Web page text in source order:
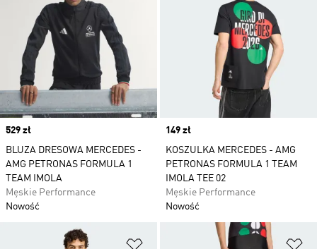
Price
529 zł
BLUZA DRESOWA MERCEDES -
AMG PETRONAS FORMULA 1
TEAM IMOLA
Męskie Performance
Nowość
Price
149 zł
KOSZULKA MERCEDES - AMG
PETRONAS FORMULA 1 TEAM
IMOLA TEE 02
Męskie Performance
Nowość
Dodaj do listy życzeń